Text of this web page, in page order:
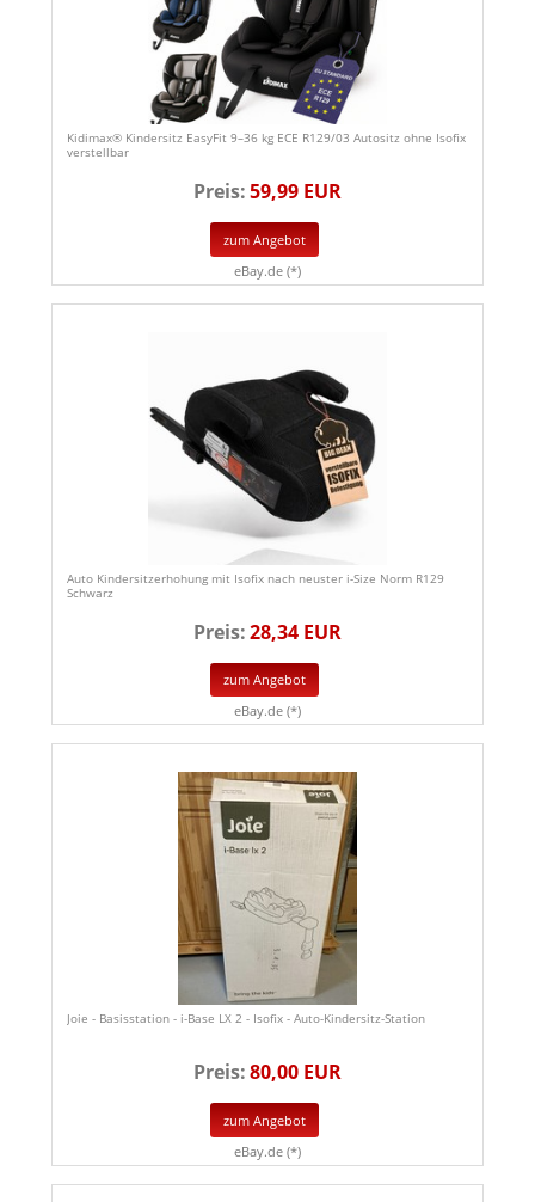
Kidimax® Kindersitz EasyFit 9–36 kg ECE R129/03 Autositz ohne Isofix
verstellbar
Preis:59,99 EUR
zum Angebot
eBay.de (*)
Auto Kindersitzerhohung mit Isofix nach neuster i-Size Norm R129
Schwarz
Preis:28,34 EUR
zum Angebot
eBay.de (*)
Joie - Basisstation - i-Base LX 2 - Isofix - Auto-Kindersitz-Station
Preis:80,00 EUR
zum Angebot
eBay.de (*)